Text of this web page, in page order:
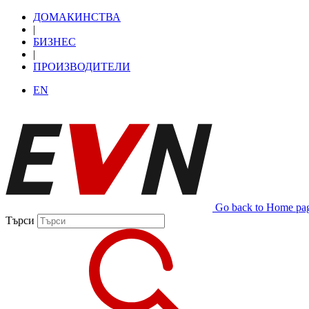
ДОМАКИНСТВА
|
БИЗНЕС
|
ПРОИЗВОДИТЕЛИ
EN
Go back to Home
Търси